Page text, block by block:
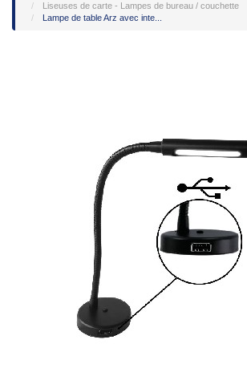
Liseuses de carte - Lampes de bureau / couchette
Lampe de table Arz avec inte...